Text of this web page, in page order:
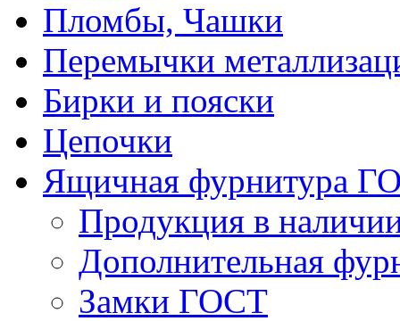
Пломбы, Чашки
Перемычки
Бирки и пояски
Цепочки
Ящичная фурнитура
Продукция в
Дополнительная
Замки ГОСТ